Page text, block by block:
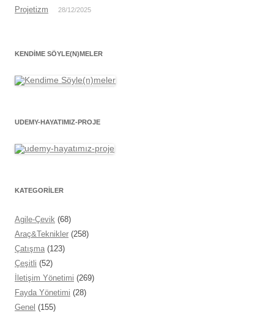
Projetizm 28/12/2025
KENDIME SÖYLE(N)MELER
UDEMY-HAYATIMIZ-PROJE
KATEGORİLER
Agile-Çevik (68)
Araç&Teknikler (258)
Çatışma (123)
Çeşitli (52)
İletişim Yönetimi (269)
Fayda Yönetimi (28)
Genel (155)